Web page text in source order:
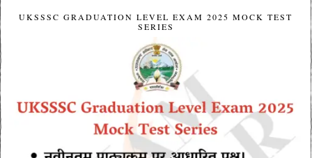
UKSSSC GRADUATION LEVEL EXAM 2025 MOCK TEST
SERIES